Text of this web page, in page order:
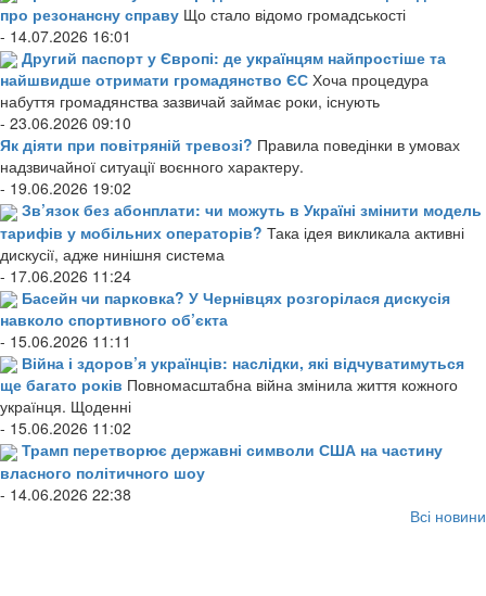
про резонансну справу Що стало відомо громадськості
- 14.07.2026 16:01
Другий паспорт у Європі: де українцям найпростіше та
найшвидше отримати громадянство ЄС Хоча процедура
набуття громадянства зазвичай займає роки, існують
- 23.06.2026 09:10
Як діяти при повітряній тревозі? Правила поведінки в умовах
надзвичайної ситуації воєнного характеру.
- 19.06.2026 19:02
Зв’язок без абонплати: чи можуть в Україні змінити модель
тарифів у мобільних операторів? Така ідея викликала активні
дискусії, адже нинішня система
- 17.06.2026 11:24
Басейн чи парковка? У Чернівцях розгорілася дискусія
навколо спортивного об’єкта
- 15.06.2026 11:11
Війна і здоров’я українців: наслідки, які відчуватимуться
ще багато років Повномасштабна війна змінила життя кожного
українця. Щоденні
- 15.06.2026 11:02
Трамп перетворює державні символи США на частину
власного політичного шоу
- 14.06.2026 22:38
Всі новини